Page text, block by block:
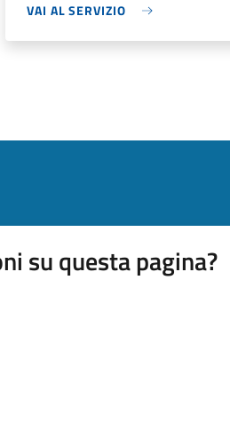
VAI AL SERVIZIO
su questa pagina?